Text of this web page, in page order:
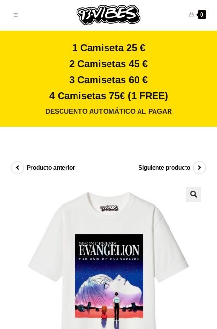
0
1 Camiseta 25 €
2 Camisetas 45 €
3 Camisetas 60 €
4 Camisetas 75€ (1 FREE)
DESCUENTO AUTOMÁTICO AL PAGAR
Producto anterior Siguiente producto